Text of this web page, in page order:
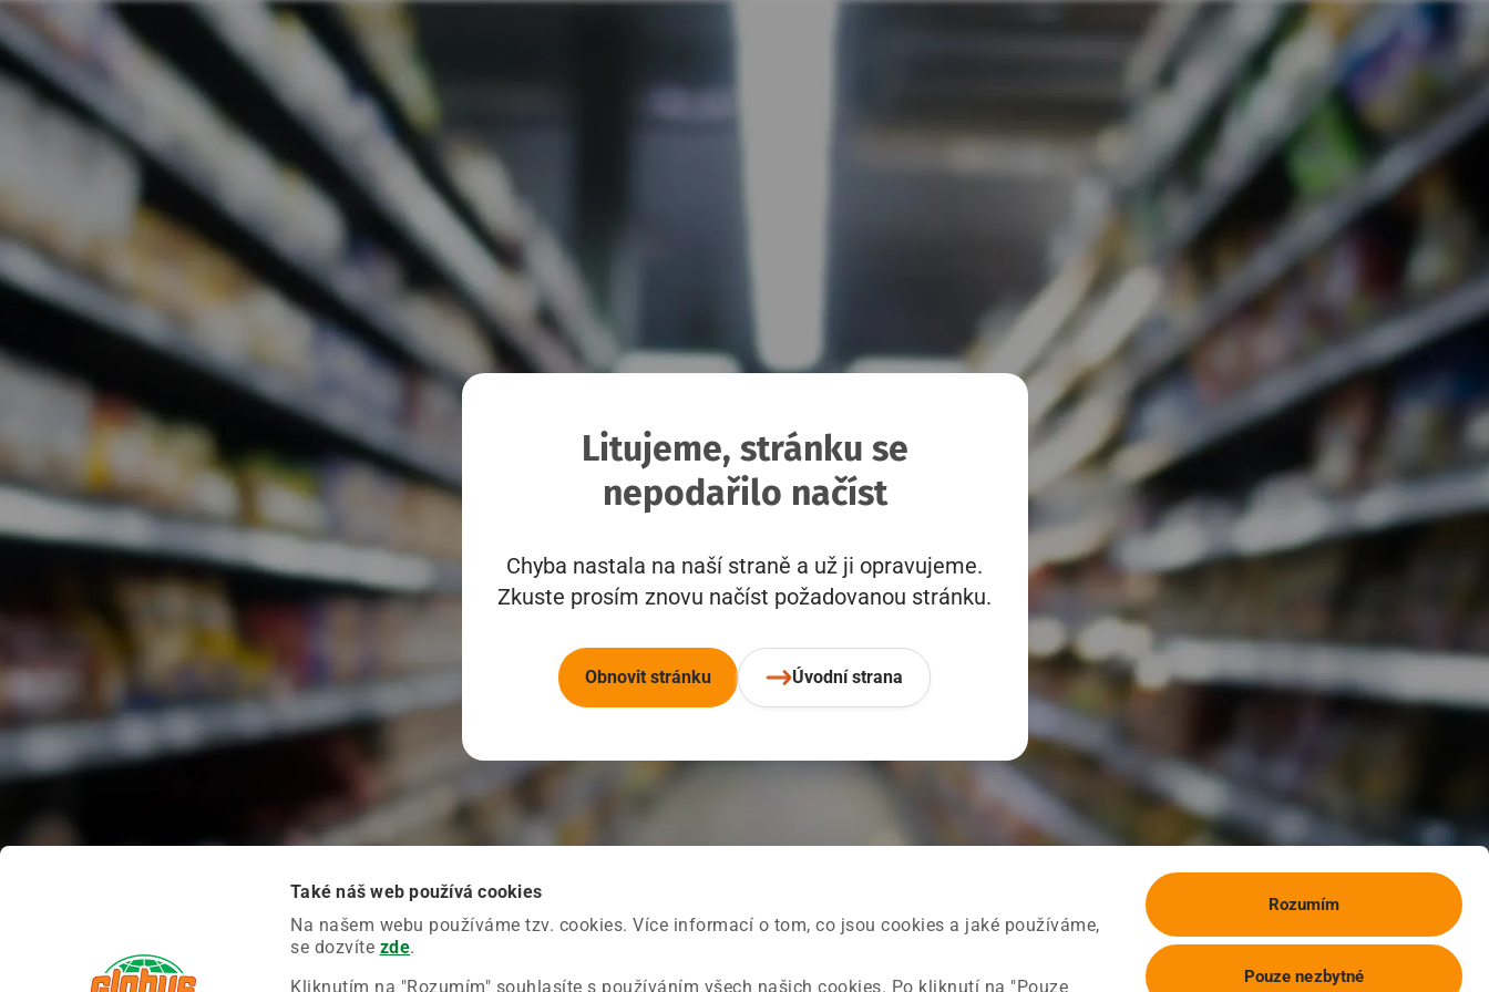
Také náš web používá cookies
Na našem webu používáme tzv. cookies. Více informací o tom, co jsou cookies a jaké používáme,
se dozvíte zde.
Kliknutím na "Rozumím" souhlasíte s používáním všech našich cookies. Po kliknutí na "Pouze
Rozumím
Pouze nezbytné
Litujeme, stránku se
nepodařilo načíst
Chyba nastala na naší straně a už ji opravujeme.
Zkuste prosím znovu načíst požadovanou stránku.
Obnovit stránku Úvodní strana